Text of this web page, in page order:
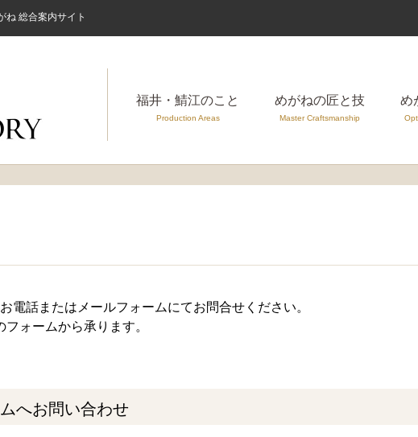
ね 総合案内サイト
福井・鯖江のこと
Production Areas
めがねの匠と技
Master Craftsmanship
め
電話またはメールフォームにてお問合せください。
ォームから承ります。
へお問い合わせ